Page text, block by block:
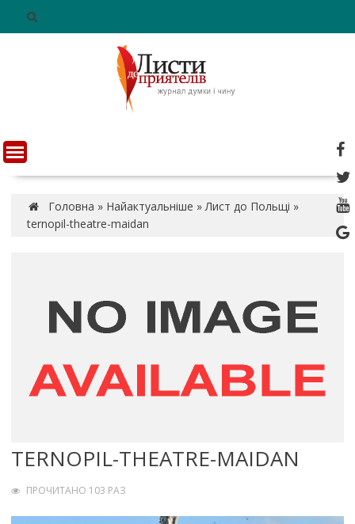
n
t
Головна » Найактуальніше » Лист до Польщі »
ternopil-theatre-maidan
TERNOPIL-THEATRE-MAIDAN
ПРОЧИТАНО 103 РАЗ